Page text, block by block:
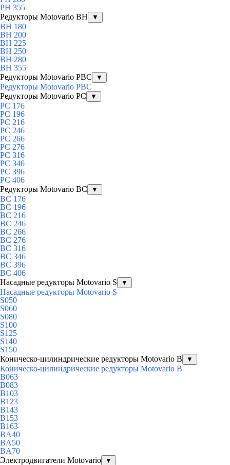
PH 355
Редукторы Motovario BH
▼
BH 180
BH 200
BH 225
BH 250
BH 280
BH 355
Редукторы Motovario PBC
▼
Редукторы Motovario PBC
Редукторы Motovario PC
▼
PC 176
PC 196
PC 216
PC 246
PC 266
PC 276
PC 316
PC 346
PC 396
PC 406
Редукторы Motovario BC
▼
BC 176
BC 196
BC 216
BC 246
BC 266
BC 276
BC 316
BC 346
BC 396
BC 406
Насадные редукторы Motovario S
▼
Насадные редукторы Motovario S
S050
S060
S080
S100
S125
S140
S150
Коническо-цилиндрические редукторы Motovario B
▼
Коническо-цилиндрические редукторы Motovario B
B063
B083
B103
B123
B143
B153
B163
BA40
BA50
BA70
Электродвигатели Motovario
▼